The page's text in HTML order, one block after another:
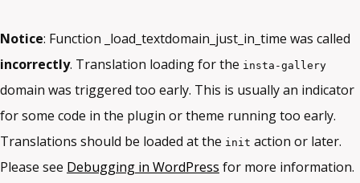
Notice: Function _load_textdomain_just_in_time was called
incorrectly. Translation loading for the insta-gallery
domain was triggered too early. This is usually an indicator
for some code in the plugin or theme running too early.
Translations should be loaded at the init action or later.
Please see Debugging in WordPress for more information.